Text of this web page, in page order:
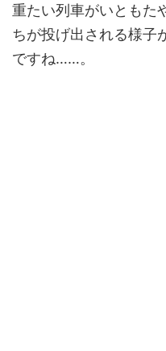
重たい列車がいともた
ちが投げ出される様子
ですね……。